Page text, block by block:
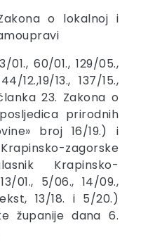
o lokalnoj i
60/01., 129/05.,
12.,19/13., 137/15.,
23. Zakona o
prirodnih
broj 16/19.) i
zagorske
Krapinsko-
01., 5/06., 14/09.,
13/18. i 5/20.)
županije dana 6.